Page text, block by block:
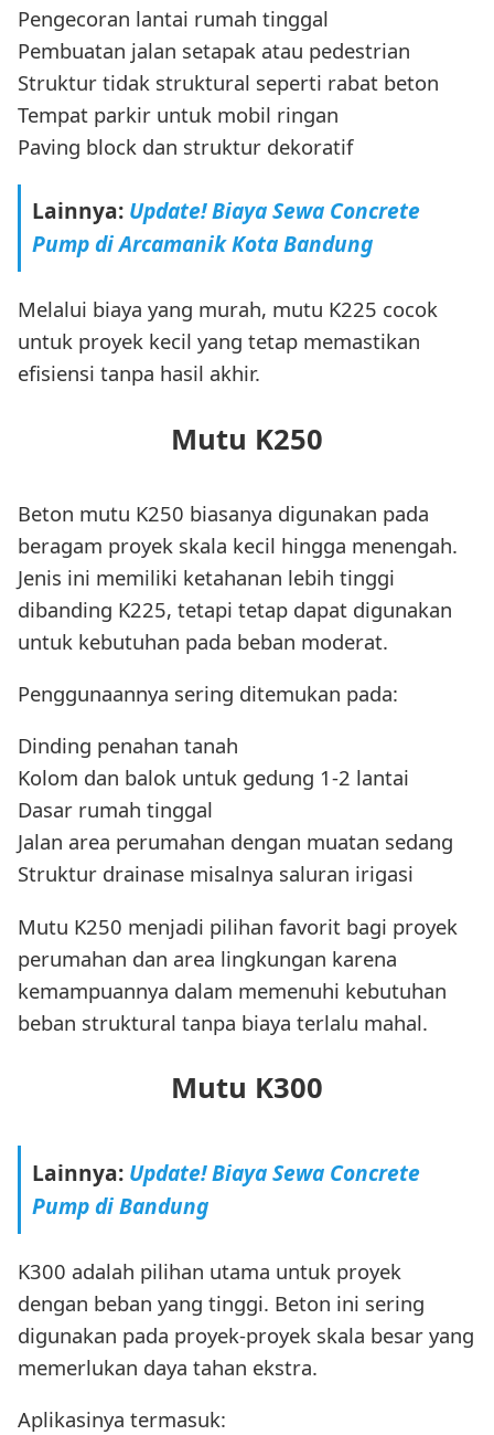
Pengecoran lantai rumah tinggal
Pembuatan jalan setapak atau pedestrian
Struktur tidak struktural seperti rabat beton
Tempat parkir untuk mobil ringan
Paving block dan struktur dekoratif
Lainnya: Update! Biaya Sewa Concrete
Pump di Arcamanik Kota Bandung
Melalui biaya yang murah, mutu K225 cocok
untuk proyek kecil yang tetap memastikan
efisiensi tanpa hasil akhir.
Mutu K250
Beton mutu K250 biasanya digunakan pada
beragam proyek skala kecil hingga menengah.
Jenis ini memiliki ketahanan lebih tinggi
dibanding K225, tetapi tetap dapat digunakan
untuk kebutuhan pada beban moderat.
Penggunaannya sering ditemukan pada:
Dinding penahan tanah
Kolom dan balok untuk gedung 1-2 lantai
Dasar rumah tinggal
Jalan area perumahan dengan muatan sedang
Struktur drainase misalnya saluran irigasi
Mutu K250 menjadi pilihan favorit bagi proyek
perumahan dan area lingkungan karena
kemampuannya dalam memenuhi kebutuhan
beban struktural tanpa biaya terlalu mahal.
Mutu K300
Lainnya: Update! Biaya Sewa Concrete
Pump di Bandung
K300 adalah pilihan utama untuk proyek
dengan beban yang tinggi. Beton ini sering
digunakan pada proyek-proyek skala besar yang
memerlukan daya tahan ekstra.
Aplikasinya termasuk: